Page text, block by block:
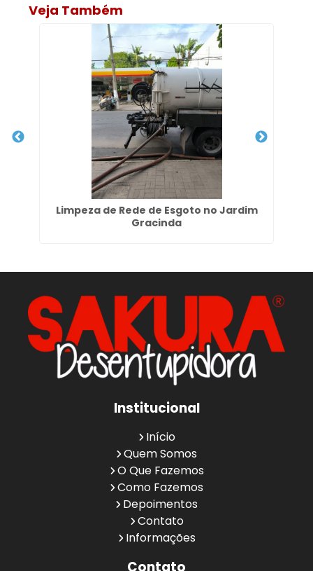
Veja Também
Limpeza de Rede de Esgoto no Jardim
Gracinda
Institucional
Início
Quem Somos
O Que Fazemos
Como Fazemos
Depoimentos
Contato
Informações